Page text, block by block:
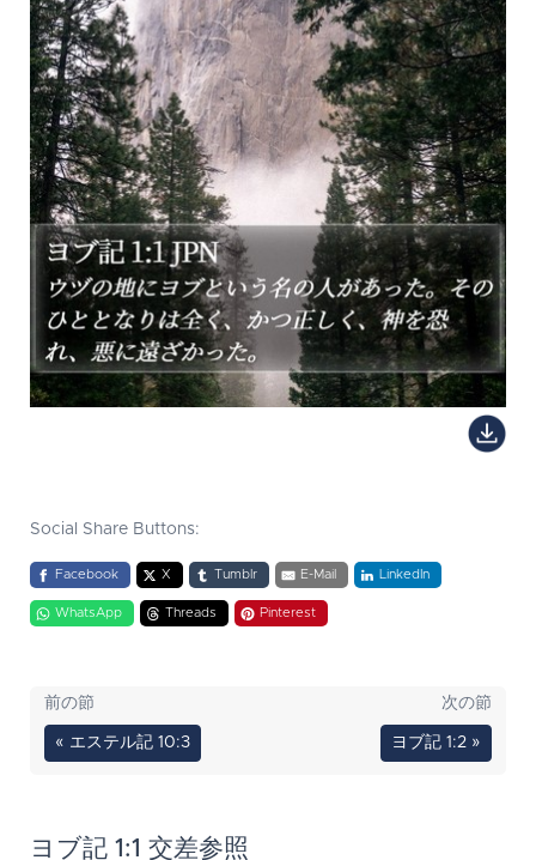
Social Share Buttons:
Facebook X Tumblr E-Mail LinkedIn
WhatsApp Threads Pinterest
前の節
« エステル記 10:3
次の節
ヨブ記 1:2 »
ヨブ記 1:1 交差参照